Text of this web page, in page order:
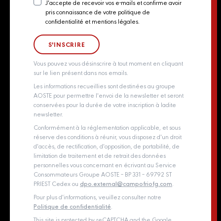
Groupe Aoste
Whistleblowing policy
Newsletter
Consent
J'accepte de recevoir vos e-mails et confirme avoir
pris connaissance de votre politique de
confidentialité et mentions légales.
Vous pouvez vous désinscrire à tout moment en cliquant
sur le lien présent dans nos emails.
Les informations recueillies sont destinées au groupe
AOSTE pour permettre l'envoi de la newsletter et seront
conservées pour la durée de votre inscription à ladite
newsletter.
Conformément à la réglementation applicable, et sous
réserve des conditions à réunir, vous disposez d'un droit
d'accès, de rectification, d'opposition, de portabilité, de
limitation de traitement et de retrait des données
personnelles vous concernant en écrivant au Service
Consommateurs Groupe AOSTE – BP 331 – 69792 ST
PRIEST Cedex ou dpo.external@campofriofg.com
Pour plus d'informations, veuillez consulter notre
Politique de confidentialité